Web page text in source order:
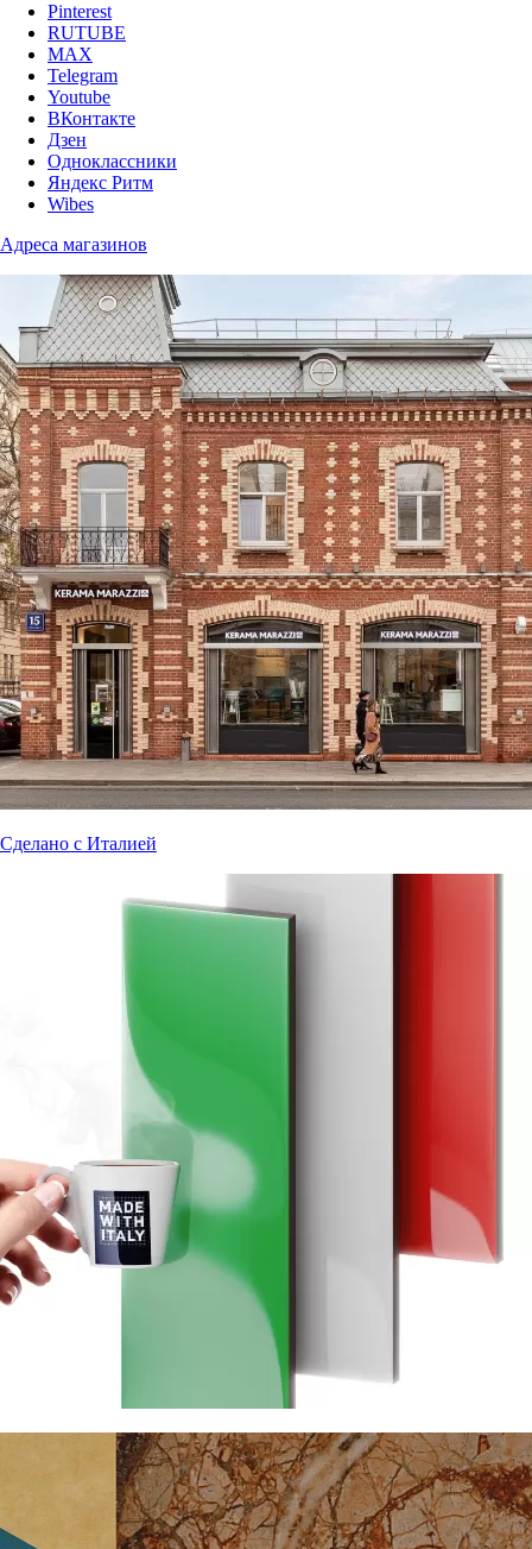
Pinterest
RUTUBE
MAX
Telegram
Youtube
ВКонтакте
Дзен
Одноклассники
Яндекс Ритм
Wibes
Адреса магазинов
Сделано с Италией